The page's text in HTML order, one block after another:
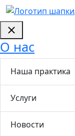
О нас
Наша практика
Услуги
Новости